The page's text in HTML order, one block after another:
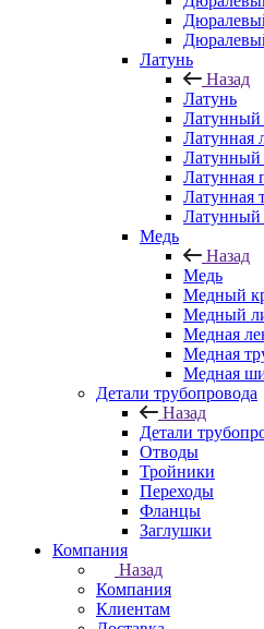
Латунь
Назад
Латунь
Латунный
Латунная
Латунный
Латунная
Латунная
Латунный
Медь
Назад
Медь
Медный
Медный
Медная
Медная
Медная
Детали трубопровода
Назад
Детали
Отводы
Тройники
Переходы
Фланцы
Заглушки
Компания
Назад
Компания
Клиентам